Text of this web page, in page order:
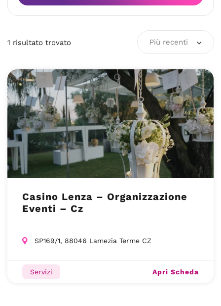
1 risultato trovato Più recenti
Casino Lenza – Organizzazione
Eventi – Cz
SP169/1, 88046 Lamezia Terme CZ
Servizi Apri Scheda